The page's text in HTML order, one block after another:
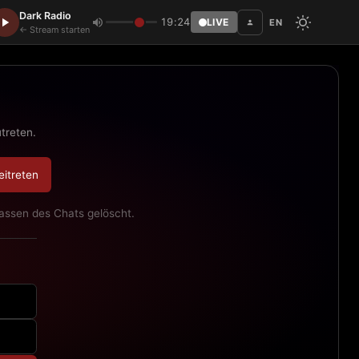
Dark Radio
← Stream starten
19:24 LIVE EN
des Chats gelöscht.